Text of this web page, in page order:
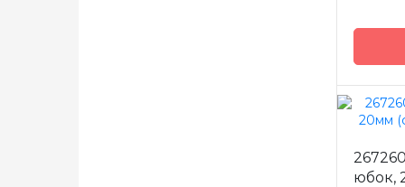
Страна-
юбок,